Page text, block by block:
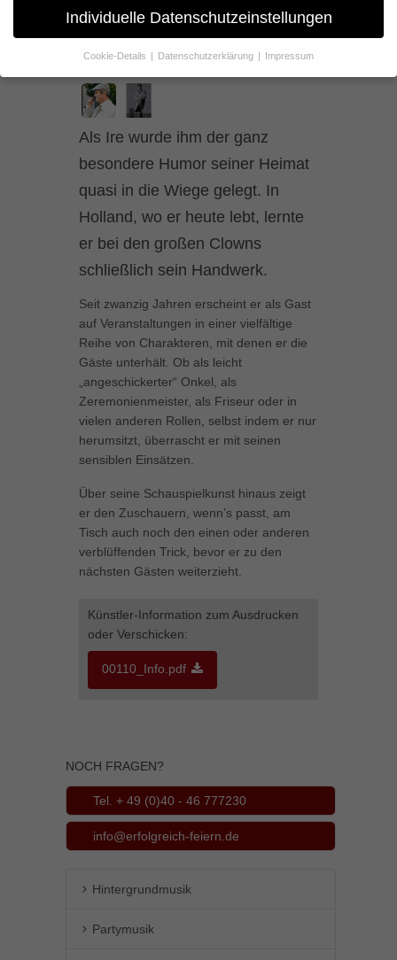
Als Ire wurde ihm der ganz
besondere Humor seiner Heimat
quasi in die Wiege gelegt. In
Holland, wo er heute lebt, lernte
er bei den großen Clowns
schließlich sein Handwerk.
Seit zwanzig Jahren erscheint er als Gast
auf Veranstaltungen in einer vielfältige
Reihe von Charakteren, mit denen er die
Gäste unterhält. Ob als leicht
„angeschickerter“ Onkel, als
Zeremonienmeister, als Friseur oder in
vielen anderen Rollen, selbst indem er nur
herumsitzt, überrascht er mit seinen
sensiblen Einsätzen.
Über seine Schauspielkunst hinaus zeigt
er den Zuschauern, wenn’s passt, am
Tisch auch noch den einen oder anderen
verblüffenden Trick, bevor er zu den
nächsten Gästen weiterzieht.
Künstler-Information zum Ausdrucken
oder Verschicken:
00110_Info.pdf
NOCH FRAGEN?
Tel. + 49 (0)40 - 46 777230
info@erfolgreich-feiern.de
Hintergrundmusik
Partymusik
Individuelle Datenschutzeinstellungen
Cookie-Details Datenschutzerklärung Impressum
Datenschutzeinstellungen
Wenn Sie unter 16 Jahre alt sind und Ihre Zustimmung zu
freiwilligen Diensten geben möchten, müssen Sie Ihre
Erziehungsberechtigten um Erlaubnis bitten.
Wir verwenden Cookies und andere Technologien auf unserer
helfen, diese Website und Ihre Erfahrung zu verbessern.
Personenbezogene Daten können verarbeitet werden (z. B. IP-
Anzeigen- und Inhaltsmessung. Weitere Informationen über die
Verwendung Ihrer Daten finden Sie in unserer
Hier finden Sie eine Übersicht über alle verwendeten Cookies. Sie
können Ihre Einwilligung zu ganzen Kategorien geben oder sich
weitere Informationen anzeigen lassen und so nur bestimmte
Cookies auswählen.
Alle akzeptieren Speichern
Zurück
Datenschutzeinstellungen
Essenziell (1)
Essenzielle Cookies ermöglichen grundlegende Funktionen und sind für
die einwandfreie Funktion der Website erforderlich.
Cookie-Informationen anzeigen
Marketing (1)
um personalisierte Werbung anzuzeigen. Sie tun dies, indem sie
Cookie-Informationen anzeigen
Externe Medien (5)
Cookie-Informationen anzeigen
powered by Borlabs Cookie Datenschutzerklärung